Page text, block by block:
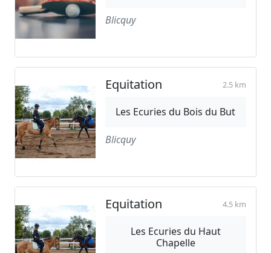
Blicquy
Equitation 2.5 km
Les Ecuries du Bois du But
Blicquy
Equitation 4.5 km
Les Ecuries du Haut
Chapelle